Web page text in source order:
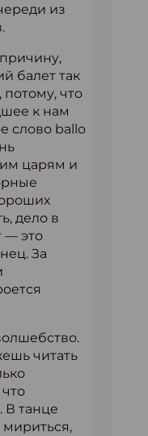
из
балет так
что
к нам
слово ballo
царям и
дело в
— это
За
читать
В танце
мириться,